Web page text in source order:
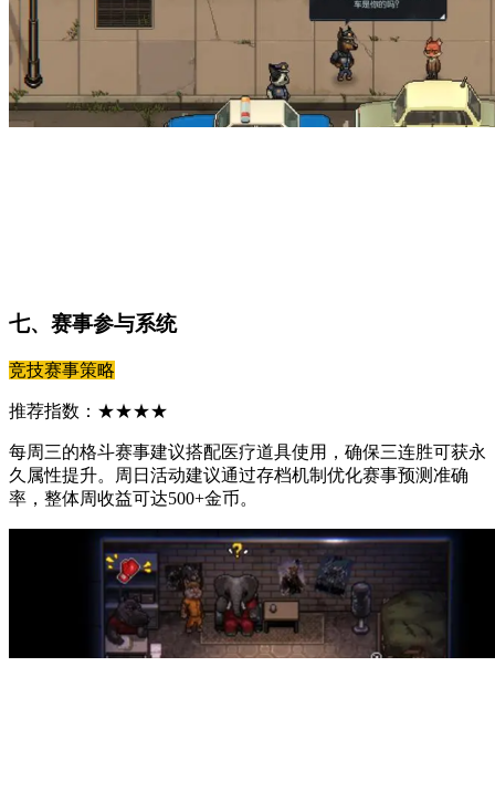
七、赛事参与系统
竞技赛事策略
推荐指数：★★★★
每周三的格斗赛事建议搭配医疗道具使用，确保三连胜可获永
久属性提升。周日活动建议通过存档机制优化赛事预测准确
率，整体周收益可达500+金币。